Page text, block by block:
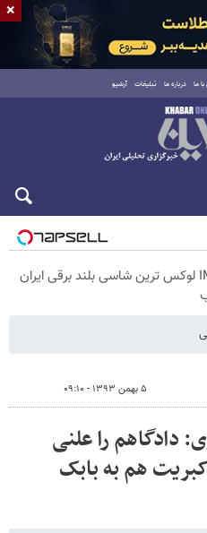
ما درباره ما تبلیغات آرشیو
بازدید از IM LS7 لوکس ترین شاسی بلند برقی ایران
۵ بهمن ۱۳۹۳ - ۰۹:۱۰
دادگاهم را علنی
هم به بابک
×